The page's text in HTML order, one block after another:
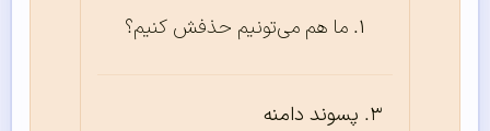
ما هم می‌تونیم حذفش کنیم؟
پسوند دامنه